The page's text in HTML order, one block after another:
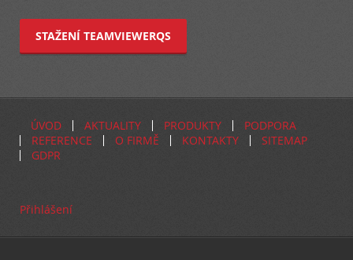
STAŽENÍ TEAMVIEWERQS
ÚVOD AKTUALITY PRODUKTY
PODPORA
REFERENCE
O FIRMĚ KONTAKTY
SITEMAP
GDPR
Přihlášení